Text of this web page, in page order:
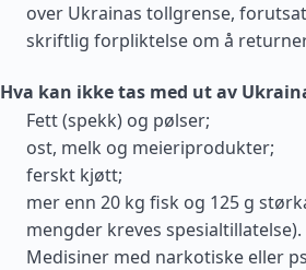
over Ukrainas tollgrense,
skriftlig forpliktelse om å
Hva kan ikke tas med ut av
Fett (spekk) og pølser;
ost, melk og meieriprodukter;
ferskt kjøtt;
mer enn 20 kg fisk og 125 g
mengder kreves spesialtillatelse).
Medisiner med narkotiske eller